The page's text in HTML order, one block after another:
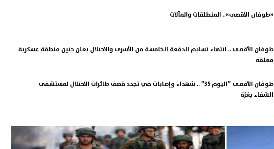
«طوفان الأقصى».. المنطلقات والمآلات
طوفان الأقصى .. انتهاء تسليم الدفعة الخامسة من الأسرى والاحتلال يعلن جنين منطقة عسكرية
مغلقة
طوفان الأقصى ”اليوم 35” .. شهداء وإصابات في تجدد قصف طائرات الاحتلال لمستشفى
الشفاء بغزة